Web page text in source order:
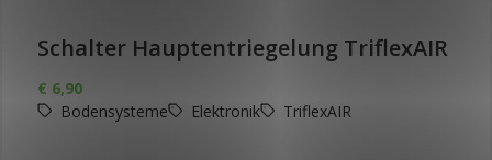
Schalter Hauptentriegelung TriflexAIR
€ 6,90
Bodensysteme
Elektronik TriflexAIR